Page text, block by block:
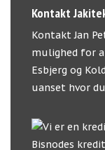
Kontakt
Kontakt Jan
mulighed for
Esbjerg og
uanset hvor